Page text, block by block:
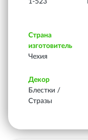
1-523
Страна
изготовитель
Чехия
Декор
Блестки /
Стразы